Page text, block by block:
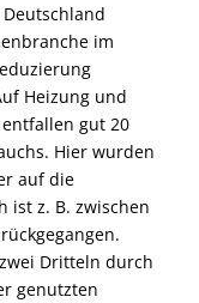
im
Heizung und
gut 20
Hier wurden
auf die
ist z. B. zwischen
Dritteln durch
genutzten